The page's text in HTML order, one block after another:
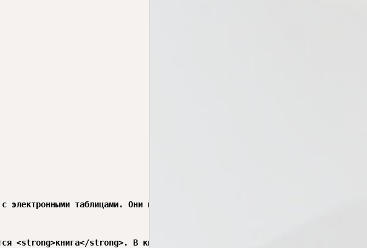
электронными таблицами. Они позволяют хранить, редактировать и
<strong>книга</strong>. В книге много <strong>листов</strong>, каждый